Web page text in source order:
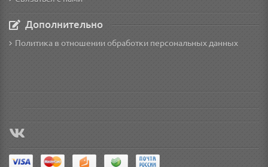
Дополнительно
Политика в отношении обработки персональных данных